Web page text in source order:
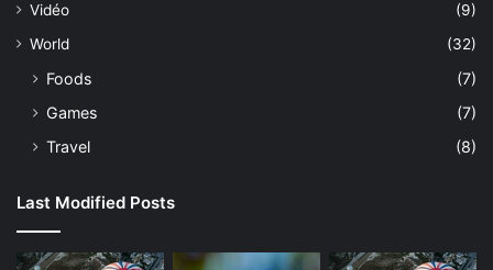
Vidéo
(9)
World
(32)
Foods
(7)
Games
(7)
Travel
(8)
Last Modified Posts